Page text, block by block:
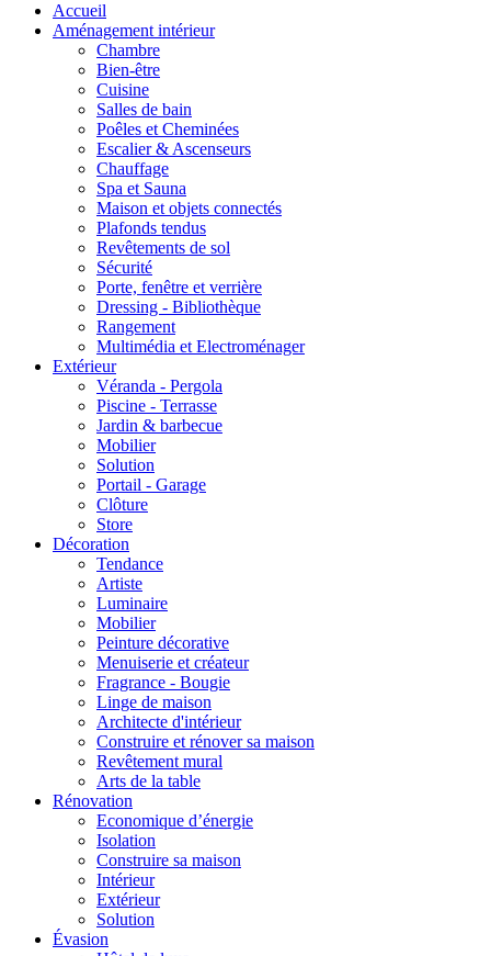
Accueil
Aménagement intérieur
Chambre
Bien-être
Cuisine
Salles de bain
Poêles et Cheminées
Escalier & Ascenseurs
Chauffage
Spa et Sauna
Maison et objets connectés
Plafonds tendus
Revêtements de sol
Sécurité
Porte, fenêtre et verrière
Dressing - Bibliothèque
Rangement
Multimédia et Electroménager
Extérieur
Véranda - Pergola
Piscine - Terrasse
Jardin & barbecue
Mobilier
Solution
Portail - Garage
Clôture
Store
Décoration
Tendance
Artiste
Luminaire
Mobilier
Peinture décorative
Menuiserie et créateur
Fragrance - Bougie
Linge de maison
Architecte d'intérieur
Construire et rénover sa maison
Revêtement mural
Arts de la table
Rénovation
Economique d’énergie
Isolation
Construire sa maison
Intérieur
Extérieur
Solution
Évasion